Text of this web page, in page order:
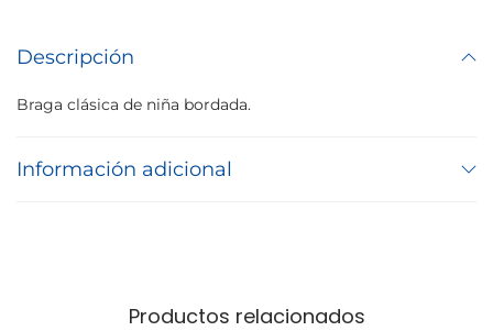
Descripción
Braga clásica de niña bordada.
Información adicional
Productos relacionados